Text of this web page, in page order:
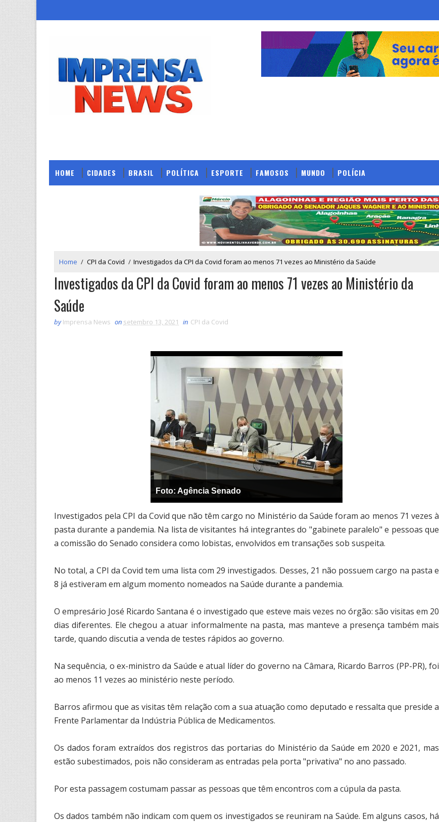
HOME CIDADES BRASIL POLÍTICA ESPORTE FAMOSOS MUNDO POLÍCIA
Home / CPI da Covid / Investigados da CPI da Covid foram ao menos 71 vezes ao Ministério da Saúde
Investigados da CPI da Covid foram ao menos 71 vezes ao Ministério da
Saúde
by Imprensa News on setembro 13, 2021 in CPI da Covid
Foto: Agência Senado
Investigados pela CPI da Covid que não têm cargo no Ministério da Saúde foram ao menos 71 vezes à
pasta durante a pandemia. Na lista de visitantes há integrantes do "gabinete paralelo" e pessoas que
a comissão do Senado considera como lobistas, envolvidos em transações sob suspeita.
No total, a CPI da Covid tem uma lista com 29 investigados. Desses, 21 não possuem cargo na pasta e
8 já estiveram em algum momento nomeados na Saúde durante a pandemia.
O empresário José Ricardo Santana é o investigado que esteve mais vezes no órgão: são visitas em 20
dias diferentes. Ele chegou a atuar informalmente na pasta, mas manteve a presença também mais
tarde, quando discutia a venda de testes rápidos ao governo.
Na sequência, o ex-ministro da Saúde e atual líder do governo na Câmara, Ricardo Barros (PP-PR), foi
ao menos 11 vezes ao ministério neste período.
Barros afirmou que as visitas têm relação com a sua atuação como deputado e ressalta que preside a
Frente Parlamentar da Indústria Pública de Medicamentos.
Os dados foram extraídos dos registros das portarias do Ministério da Saúde em 2020 e 2021, mas
estão subestimados, pois não consideram as entradas pela porta "privativa" no ano passado.
Por esta passagem costumam passar as pessoas que têm encontros com a cúpula da pasta.
Os dados também não indicam com quem os investigados se reuniram na Saúde. Em alguns casos, há